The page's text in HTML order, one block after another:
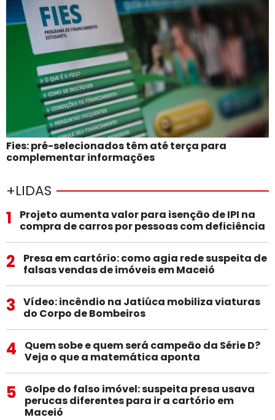
Fies: pré-selecionados têm até terça para
complementar informações
+LIDAS
1
Projeto aumenta valor para isenção de IPI na
compra de carros por pessoas com deficiência
2
Presa em cartório: como agia rede suspeita de
falsas vendas de imóveis em Maceió
3
Vídeo: incêndio na Jatiúca mobiliza viaturas
do Corpo de Bombeiros
4
Quem sobe e quem será campeão da Série D?
Veja o que a matemática aponta
5
Golpe do falso imóvel: suspeita presa usava
perucas diferentes para ir a cartório em
Maceió